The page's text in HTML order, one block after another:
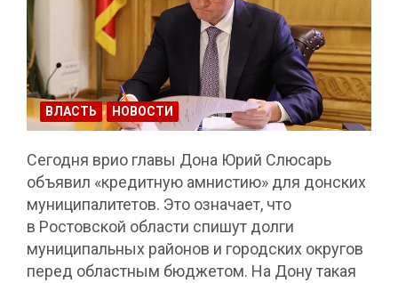
ВЛАСТЬ НОВОСТИ
Сегодня врио главы Дона Юрий Слюсарь
объявил «кредитную амнистию» для донских
муниципалитетов. Это означает, что
в Ростовской области спишут долги
муниципальных районов и городских округов
перед областным бюджетом. На Дону такая